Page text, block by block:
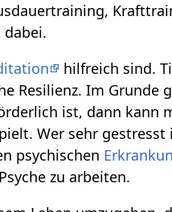
hilfreich sind.
Resilienz. Im Grunde
ist, dann kann
Wer sehr gestresst
psychischen
zu arbeiten.